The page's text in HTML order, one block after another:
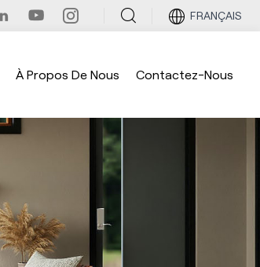
FRANÇAIS
À Propos De Nous Contactez-Nous